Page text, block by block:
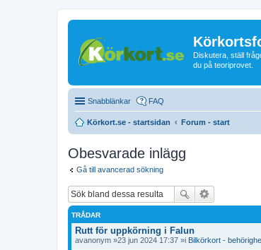
Diskutera, ställ
du på teoriprovet.
Snabblänkar FAQ
Körkort.se - startsidan Forum - start
Obesvarade inlägg
Gå till avancerad sökning
TRÅDAR
Rutt för uppkörning i Falun
avanonym »23 jun 2024 17:37 »i Bilkörkort -